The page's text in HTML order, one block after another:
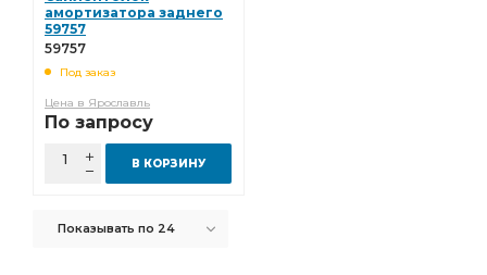
Прокладка ГБЦ Сухарь вилки
Патрубок радиатора
Подшипник подвесной
передний левый
Сальник коленвала Фильтр топливный сепаратор
топливный сепаратор Меритор о.н.
амортизатора заднего
59757
59757
Под заказ
Цена в Ярославль
По запросу
В КОРЗИНУ
Показывать по 24